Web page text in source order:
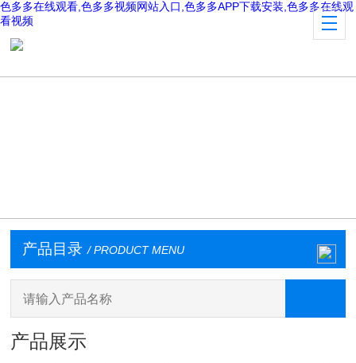
色多多在线观看,色多多视频网站入口,色多多APP下载安装,色多多在线观
看视频
产品目录 / PRODUCT MENU
产品展示